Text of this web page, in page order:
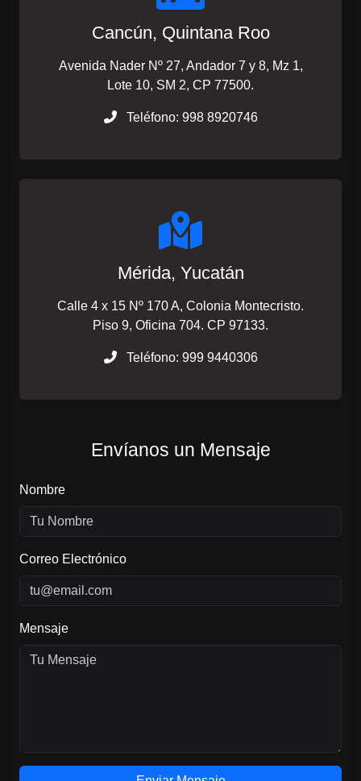
Cancún, Quintana Roo
Avenida Nader Nº 27, Andador 7 y 8, Mz 1,
Lote 10, SM 2, CP 77500.
Teléfono: 998 8920746
Mérida, Yucatán
Calle 4 x 15 Nº 170 A, Colonia Montecristo.
Piso 9, Oficina 704. CP 97133.
Teléfono: 999 9440306
Envíanos un Mensaje
Nombre
Correo Electrónico
Mensaje